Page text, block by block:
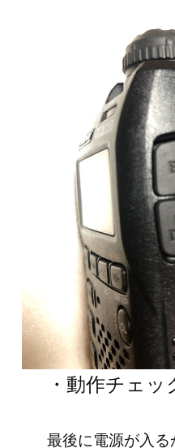
・動作チェッ
最後に電源が入